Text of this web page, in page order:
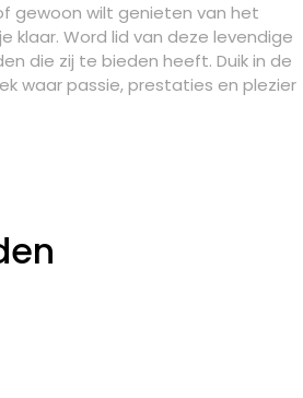
gewoon wilt genieten van het
klaar. Word lid van deze levendige
die zij te bieden heeft. Duik in de
waar passie, prestaties en plezier